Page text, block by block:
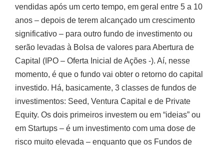
vendidas após um certo tempo, em geral entre 5 a 10
anos – depois de terem alcançado um crescimento
significativo – para outro fundo de investimento ou
serão levadas à Bolsa de valores para Abertura de
Capital (IPO – Oferta Inicial de Ações -). Aí, nesse
momento, é que o fundo vai obter o retorno do capital
investido. Há, basicamente, 3 classes de fundos de
investimentos: Seed, Ventura Capital e de Private
Equity. Os dois primeiros investem ou em “ideias” ou
em Startups – é um investimento com uma dose de
risco muito elevada – enquanto que os Fundos de